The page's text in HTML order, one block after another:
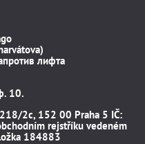
лифта
10.
2c, 152 00 Praha 5 IČ:
rejstříku vedeném
184883